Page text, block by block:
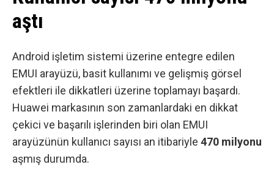
aştı
Android işletim sistemi üzerine entegre edilen
EMUI arayüzü, basit kullanımı ve gelişmiş görsel
efektleri ile dikkatleri üzerine toplamayı başardı.
Huawei markasının son zamanlardaki en dikkat
çekici ve başarılı işlerinden biri olan EMUI
arayüzünün kullanıcı sayısı an itibariyle 470 milyonu
aşmış durumda.